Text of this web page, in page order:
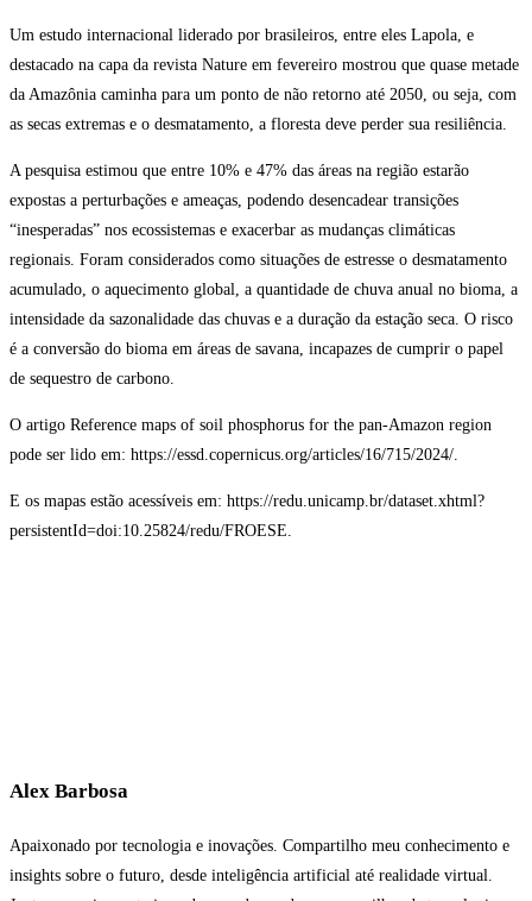
Um estudo internacional liderado por brasileiros, entre eles Lapola, e
destacado na capa da revista Nature em fevereiro mostrou que quase metade
da Amazônia caminha para um ponto de não retorno até 2050, ou seja, com
as secas extremas e o desmatamento, a floresta deve perder sua resiliência.
A pesquisa estimou que entre 10% e 47% das áreas na região estarão
expostas a perturbações e ameaças, podendo desencadear transições
“inesperadas” nos ecossistemas e exacerbar as mudanças climáticas
regionais. Foram considerados como situações de estresse o desmatamento
acumulado, o aquecimento global, a quantidade de chuva anual no bioma, a
intensidade da sazonalidade das chuvas e a duração da estação seca. O risco
é a conversão do bioma em áreas de savana, incapazes de cumprir o papel
de sequestro de carbono.
O artigo Reference maps of soil phosphorus for the pan-Amazon region
pode ser lido em: https://essd.copernicus.org/articles/16/715/2024/.
E os mapas estão acessíveis em: https://redu.unicamp.br/dataset.xhtml?
persistentId=doi:10.25824/redu/FROESE.
Alex Barbosa
Apaixonado por tecnologia e inovações. Compartilho meu conhecimento e
insights sobre o futuro, desde inteligência artificial até realidade virtual.